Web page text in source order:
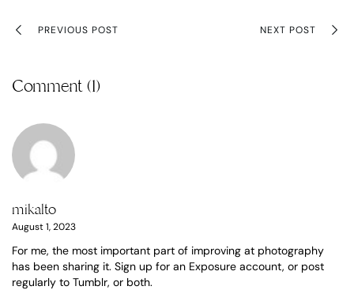
PREVIOUS POST NEXT POST
Comment (1)
mikalto
August 1, 2023
For me, the most important part of improving at photography
has been sharing it. Sign up for an Exposure account, or post
regularly to Tumblr, or both.